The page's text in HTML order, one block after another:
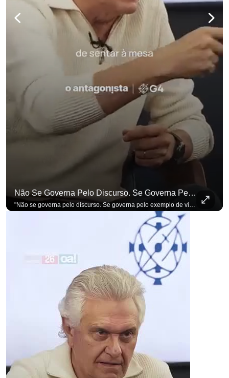
Não Se Governa Pelo Discurso. Se Governa Pelo Exemplo De Vida", Alfineta Ronaldo Caiado
"Não se governa pelo discurso. Se governa pelo exemplo de vida", alfineta Ronaldo Caiado, respondendo a empresários na primeira Sabatina Presidencial com a pauta definida por quem constrói o país. Se você busca informação com credibilidade, inscreva-se agora e ative o